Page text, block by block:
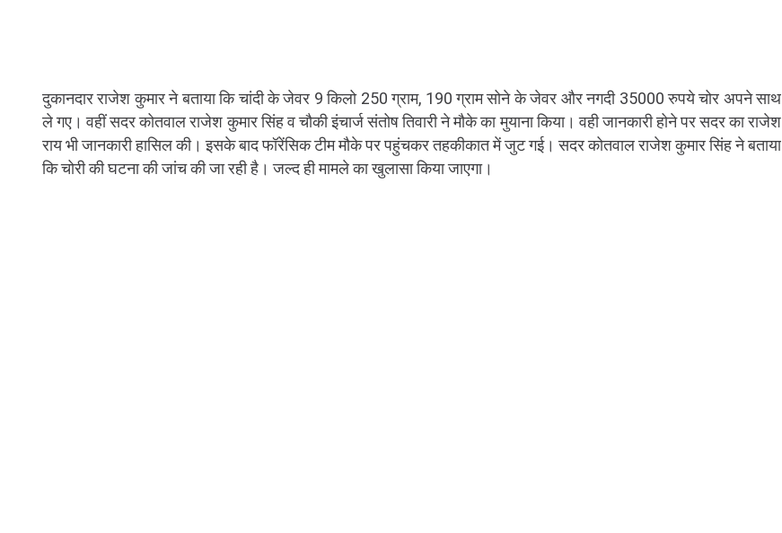
दुकानदार राजेश कुमार ने बताया कि चांदी के जेवर 9 किलो 250 ग्राम, 190 ग्राम सोने के जेवर और नगदी 35000 रुपये चोर अपने साथ
ले गए। वहीं सदर कोतवाल राजेश कुमार सिंह व चौकी इंचार्ज संतोष तिवारी ने मौके का मुयाना किया। वही जानकारी होने पर सदर का राजेश
राय भी जानकारी हासिल की। इसके बाद फॉरेंसिक टीम मौके पर पहुंचकर तहकीकात में जुट गई। सदर कोतवाल राजेश कुमार सिंह ने बताया
कि चोरी की घटना की जांच की जा रही है। जल्द ही मामले का खुलासा किया जाएगा।